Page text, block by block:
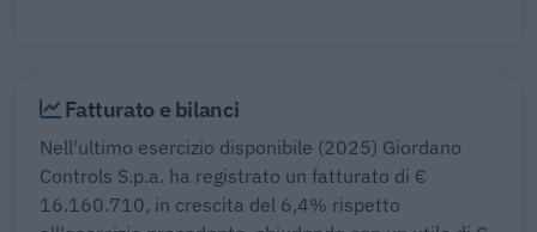
Fatturato e bilanci
Nell'ultimo esercizio disponibile (2025) Giordano
Controls S.p.a. ha registrato un fatturato di €
16.160.710, in crescita del 6,4% rispetto